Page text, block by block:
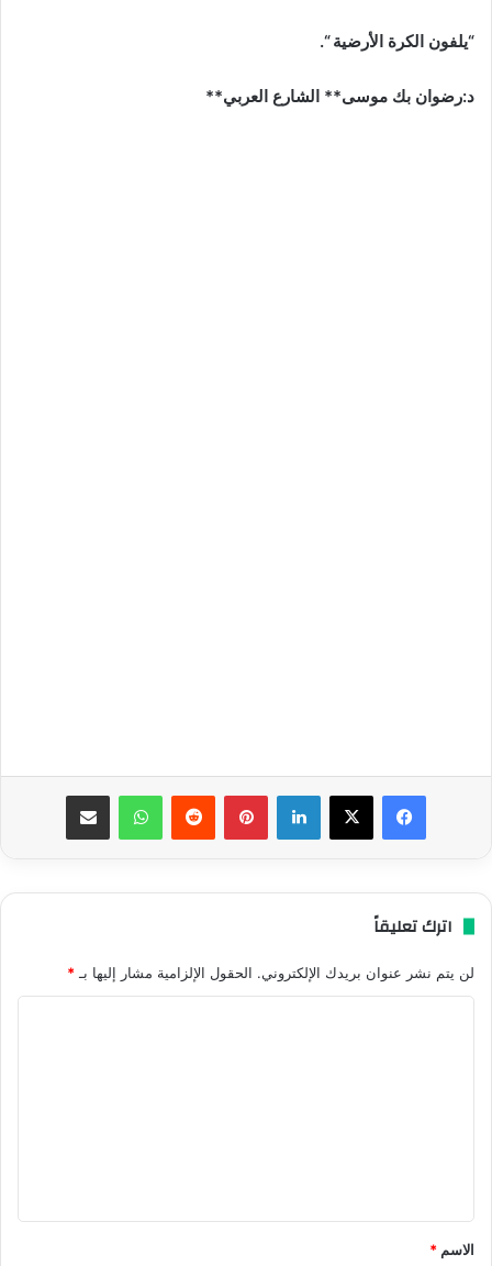
“يلفون الكرة الأرضية “.
د:رضوان بك موسى** الشارع العربي**
فيسبوك ‫X لينكدإن بينتيريست واتساب مشاركة عبر البريد
اترك تعليقاً
لن يتم نشر عنوان بريدك الإلكتروني. الحقول الإلزامية مشار إليها بـ *
*
الاسم *